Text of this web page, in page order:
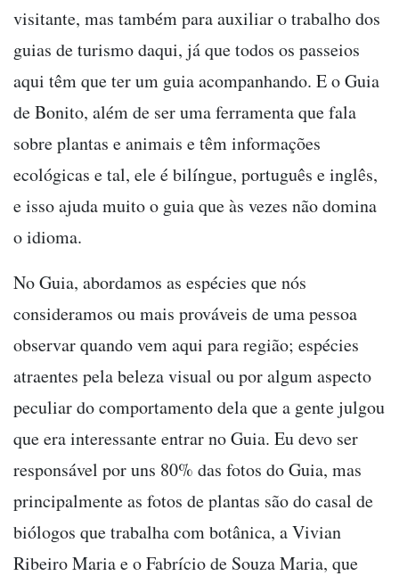
visitante, mas também para auxiliar o trabalho dos
guias de turismo daqui, já que todos os passeios
aqui têm que ter um guia acompanhando. E o Guia
de Bonito, além de ser uma ferramenta que fala
sobre plantas e animais e têm informações
ecológicas e tal, ele é bilíngue, português e inglês,
e isso ajuda muito o guia que às vezes não domina
o idioma.
No Guia, abordamos as espécies que nós
consideramos ou mais prováveis de uma pessoa
observar quando vem aqui para região; espécies
atraentes pela beleza visual ou por algum aspecto
peculiar do comportamento dela que a gente julgou
que era interessante entrar no Guia. Eu devo ser
responsável por uns 80% das fotos do Guia, mas
principalmente as fotos de plantas são do casal de
biólogos que trabalha com botânica, a Vivian
Ribeiro Maria e o Fabrício de Souza Maria, que